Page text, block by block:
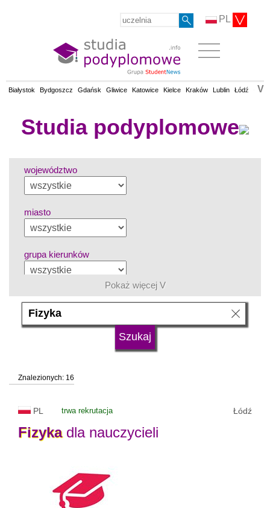
PL
Białystok Bydgoszcz Gdańsk Gliwice Katowice Kielce Kraków Lublin Łódź V
Studia podyplomowe
województwo
miasto
grupa kierunków
język
status uczelni
Pokaż więcej V
Znalezionych: 16
PL trwa rekrutacja Łódź
Fizykadla nauczycieli